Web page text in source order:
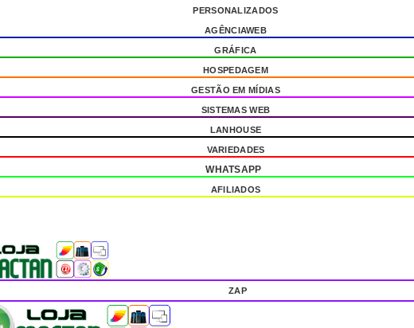
PERSONALIZADOS
AGÊNCIAWEB
GRÁFICA
HOSPEDAGEM
GESTÃO EM MÍDIAS
SISTEMAS WEB
LANHOUSE
VARIEDADES
WHATSAPP
AFILIADOS
ZAP